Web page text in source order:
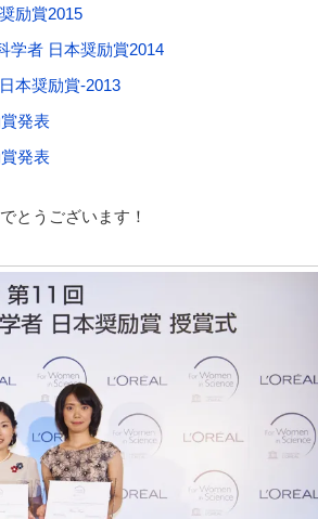
励賞2015
学者 日本奨励賞2014
本奨励賞-2013
発表
発表
とうございます！